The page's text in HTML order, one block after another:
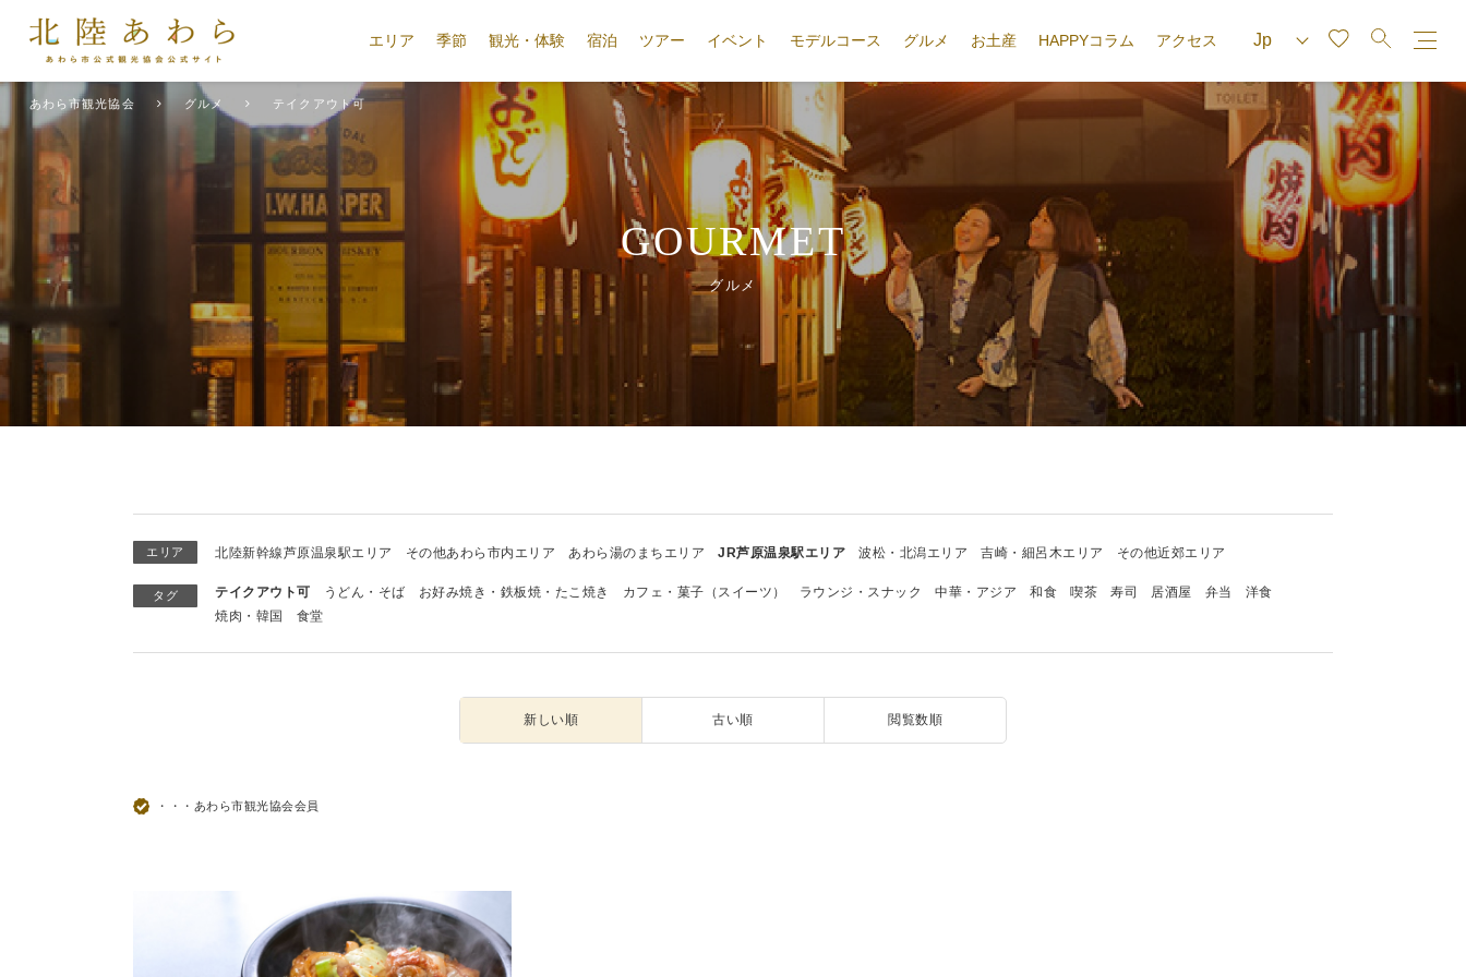
エリア 季節 観光・体験 宿泊 ツアー イベント モデルコース グルメ お土産 HAPPYコラム アクセス
あわら市観光協会 グルメ テイクアウト可
GOURMET
グルメ
エリア 北陸新幹線芦原温泉駅エリア その他あわら市内エリア あわら湯のまちエリア JR芦原温泉駅エリア 波松・北潟エリア 吉崎・細呂木エリア その他近郊エリア
タグ テイクアウト可 うどん・そば お好み焼き・鉄板焼・たこ焼き カフェ・菓子（スイーツ） ラウンジ・スナック 中華・アジア 和食 喫茶 寿司 居酒屋 弁当
洋食
焼肉・韓国
食堂
新しい順 古い順 閲覧数順
・・・あわら市観光協会会員